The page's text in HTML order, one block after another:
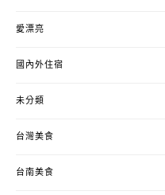
愛漂亮
國內外住宿
未分類
台灣美食
台南美食